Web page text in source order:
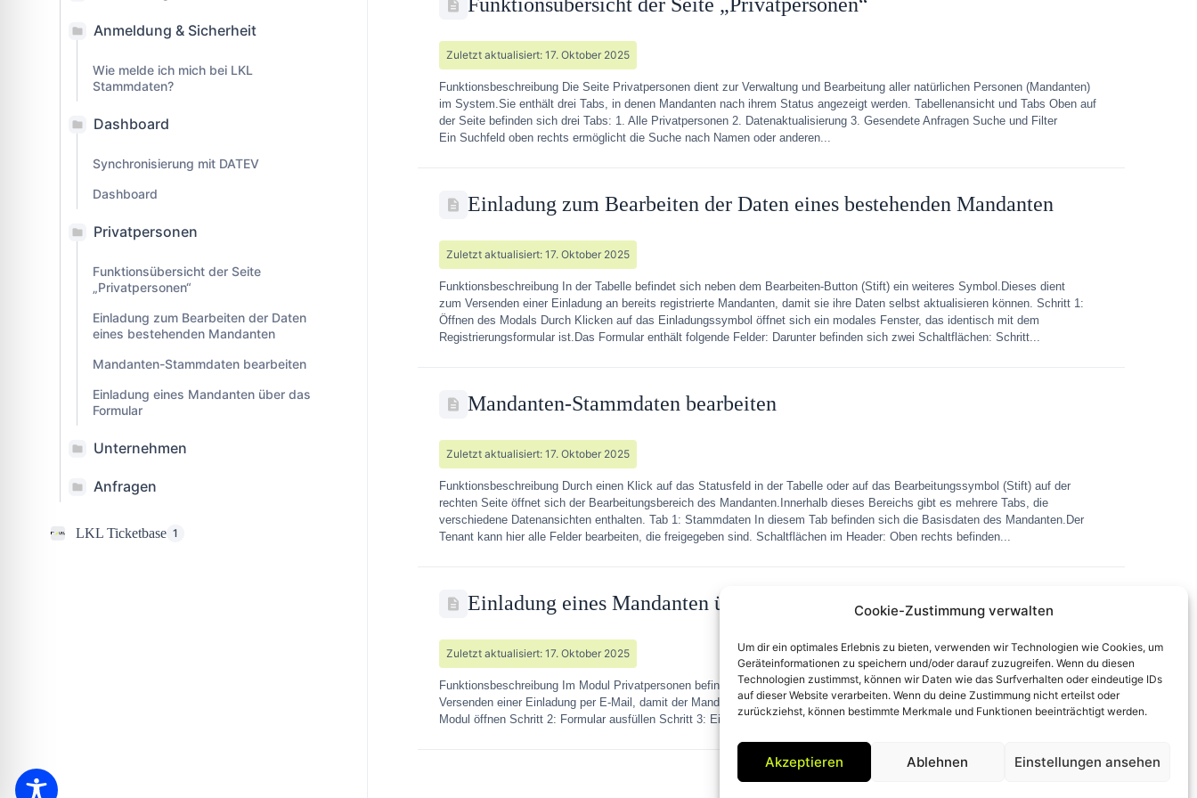
Cookie-Zustimmung verwalten
Um dir ein optimales Erlebnis zu bieten, verwenden wir Technologien wie Cookies, um
Geräteinformationen zu speichern und/oder darauf zuzugreifen. Wenn du diesen
Technologien zustimmst, können wir Daten wie das Surfverhalten oder eindeutige IDs
auf dieser Website verarbeiten. Wenn du deine Zustimmung nicht erteilst oder
zurückziehst, können bestimmte Merkmale und Funktionen beeinträchtigt werden.
Akzeptieren Ablehnen Einstellungen ansehen
Anmeldung & Sicherheit
Wie melde ich mich bei LKL
Stammdaten?
Dashboard
Synchronisierung mit DATEV
Dashboard
Privatpersonen
Funktionsübersicht der Seite
„Privatpersonen“
Einladung zum Bearbeiten der Daten
eines bestehenden Mandanten
Mandanten-Stammdaten bearbeiten
Einladung eines Mandanten über das
Formular
Unternehmen
Anfragen
LKL Ticketbase 1
Zuletzt aktualisiert: 17. Oktober 2025
Funktionsbeschreibung Die Seite Privatpersonen dient zur Verwaltung und Bearbeitung aller natürlichen Personen (Mandanten)
im System.Sie enthält drei Tabs, in denen Mandanten nach ihrem Status angezeigt werden. Tabellenansicht und Tabs Oben auf
der Seite befinden sich drei Tabs: 1. Alle Privatpersonen 2. Datenaktualisierung 3. Gesendete Anfragen Suche und Filter
Ein Suchfeld oben rechts ermöglicht die Suche nach Namen oder anderen...
Einladung zum Bearbeiten der Daten eines bestehenden Mandanten
Zuletzt aktualisiert: 17. Oktober 2025
Funktionsbeschreibung In der Tabelle befindet sich neben dem Bearbeiten-Button (Stift) ein weiteres Symbol.Dieses dient
zum Versenden einer Einladung an bereits registrierte Mandanten, damit sie ihre Daten selbst aktualisieren können. Schritt 1:
Öffnen des Modals Durch Klicken auf das Einladungssymbol öffnet sich ein modales Fenster, das identisch mit dem
Registrierungsformular ist.Das Formular enthält folgende Felder: Darunter befinden sich zwei Schaltflächen: Schritt...
Mandanten-Stammdaten bearbeiten
Zuletzt aktualisiert: 17. Oktober 2025
Funktionsbeschreibung Durch einen Klick auf das Statusfeld in der Tabelle oder auf das Bearbeitungssymbol (Stift) auf der
rechten Seite öffnet sich der Bearbeitungsbereich des Mandanten.Innerhalb dieses Bereichs gibt es mehrere Tabs, die
verschiedene Datenansichten enthalten. Tab 1: Stammdaten In diesem Tab befinden sich die Basisdaten des Mandanten.Der
Tenant kann hier alle Felder bearbeiten, die freigegeben sind. Schaltflächen im Header: Oben rechts befinden...
Einladung eines Mandanten über das Formular
Zuletzt aktualisiert: 17. Oktober 2025
Funktionsbeschreibung Im Modul Privatpersonen befindet sich die Schaltfläche „Einladen“.Diese Funktion ermöglicht das
Versenden einer Einladung per E-Mail, damit der Mandant sich registrieren und seine Basisdaten eingeben kann. Schritt 1:
Modul öffnen Schritt 2: Formular ausfüllen Schritt 3: Einladung senden Schritt 4: Registrierung des Mandanten